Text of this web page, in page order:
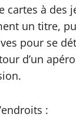
à des
un titre,
pour se
d’un
: